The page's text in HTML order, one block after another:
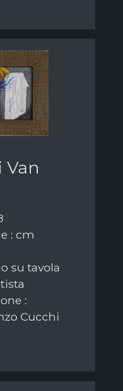
Van
: cm
su tavola
:
Cucchi